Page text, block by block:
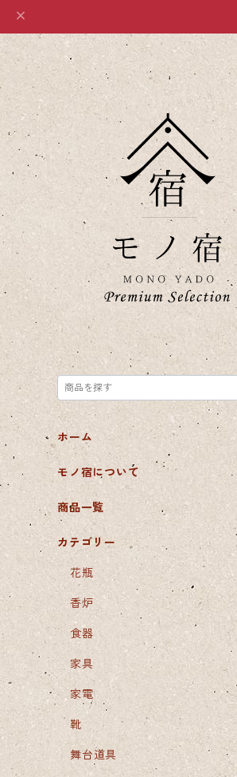
ホーム
モノ宿について
商品一覧
カテゴリー
花瓶
香炉
食器
家具
家電
靴
舞台道具